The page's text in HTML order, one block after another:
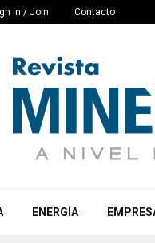
in / Join Contacto
ENERGÍA